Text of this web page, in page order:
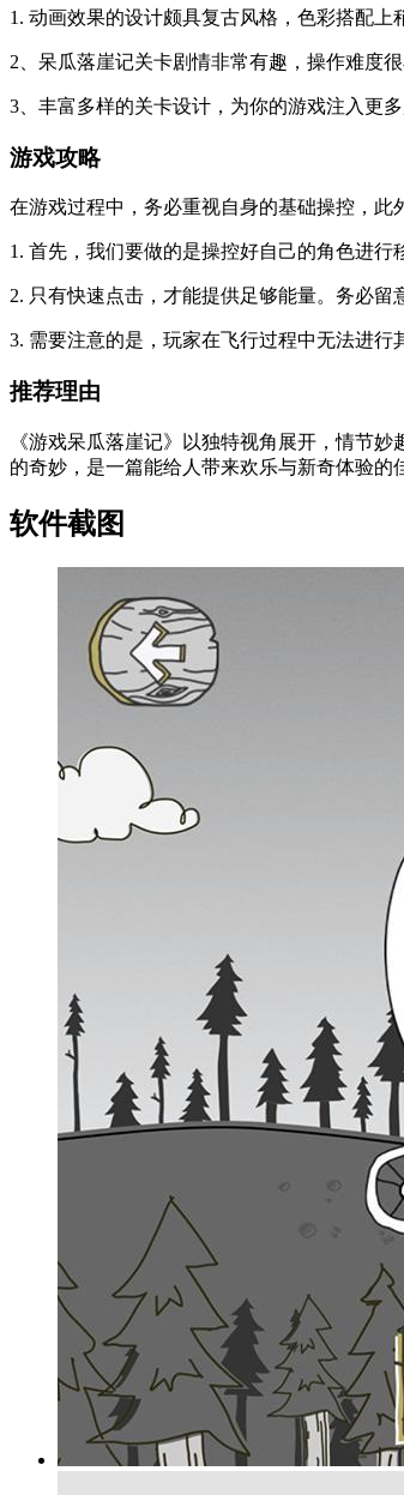
1. 动画效果的设计颇具复古风格，色彩搭配上
2、呆瓜落崖记关卡剧情非常有趣，操作难度很
3、丰富多样的关卡设计，为你的游戏注入更多
游戏攻略
在游戏过程中，务必重视自身的基础操控，此
1. 首先，我们要做的是操控好自己的角色进行
2. 只有快速点击，才能提供足够能量。务必
3. 需要注意的是，玩家在飞行过程中无法进行
推荐理由
《游戏呆瓜落崖记》以独特视角展开，情节
的奇妙，是一篇能给人带来欢乐与新奇体验的
软件截图